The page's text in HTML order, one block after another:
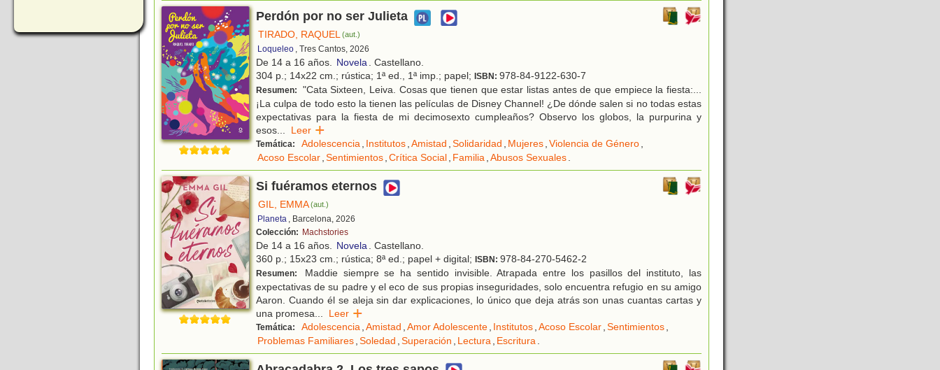
Perdón por no ser Julieta
TIRADO, RAQUEL(aut.)
Loqueleo , Tres Cantos, 2026
De 14 a 16 años. Novela. Castellano.
304 p.; 14x22 cm.; rústica; 1ª ed., 1ª imp.; papel; ISBN: 978-84-9122-630-7
Resumen:
"Cata Sixteen, Leiva. Cosas que tienen que estar listas antes de que empiece la fiesta:...
¡La culpa de todo esto la tienen las películas de Disney Channel! ¿De dónde salen si no todas estas
expectativas para la fiesta de mi decimosexto cumpleaños? Observo los globos, la purpurina y
esos... Leer
Temática: Adolescencia, Institutos,Amistad ,Solidaridad , Mujeres,Violencia de Género,
Acoso Escolar,Sentimientos,Crítica Social, Familia,Abusos Sexuales.
Si fuéramos eternos
GIL, EMMA(aut.)
Planeta , Barcelona, 2026
Colección: Machstories
De 14 a 16 años. Novela. Castellano.
360 p.; 15x23 cm.; rústica; 8ª ed.; papel + digital; ISBN: 978-84-270-5462-2
Resumen:
Maddie siempre se ha sentido invisible. Atrapada entre los pasillos del instituto, las
expectativas de su padre y el eco de sus propias inseguridades, solo encuentra refugio en su amigo
Aaron. Cuando él se aleja sin dar explicaciones, lo único que deja atrás son unas cuantas cartas y
una promesa... Leer
Temática: Adolescencia,Amistad ,Amor Adolescente, Institutos,Acoso Escolar,Sentimientos,
Problemas Familiares,Soledad ,Superación , Lectura, Escritura.